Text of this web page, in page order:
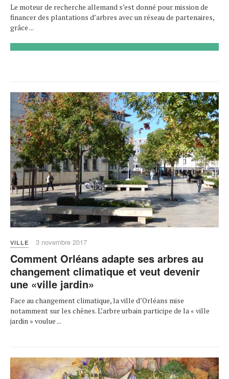
Le moteur de recherche allemand s’est donné pour mission de
financer des plantations d’arbres avec un réseau de partenaires,
grâce ...
VILLE 3 novembre 2017
Comment Orléans adapte ses arbres au
changement climatique et veut devenir
une «ville jardin»
Face au changement climatique, la ville d’Orléans mise
notamment sur les chênes. L’arbre urbain participe de la « ville
jardin » voulue ...